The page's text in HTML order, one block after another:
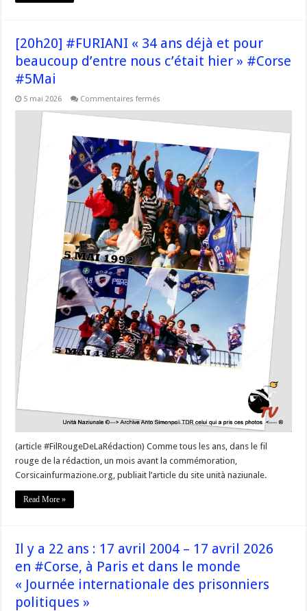
[20h20] #FURIANI « 34 ans déjà et pour
beaucoup d’entre nous c’était hier » #Corse
#5Mai
5 mai 2026 Commentaires fermés
« 34
déjà
beaucoup
d’entre
nous
c’était
hier »
#Corse
#5Mai
(article #FilRougeDeLaRédaction) Comme tous les ans, dans le fil
rouge de la rédaction, un mois avant la commémoration,
Corsicainfurmazione.org, publiait l’article du site unità naziunale.
Read More »
Il y a 22 ans : 17 avril 2004 – 17 avril 2026
en #Corse, à Paris et dans le monde
« Journée internationale des prisonniers
politiques »